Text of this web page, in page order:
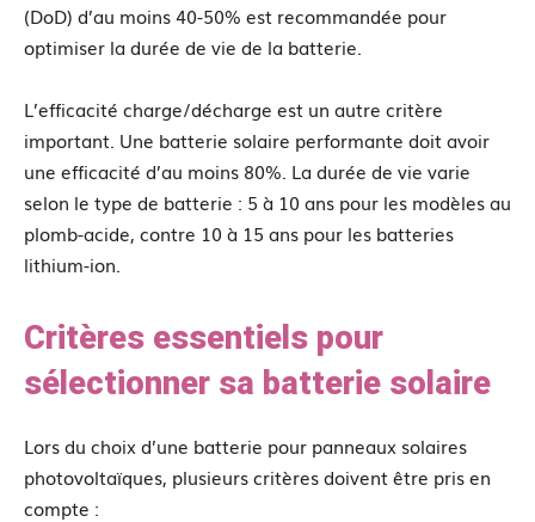
(DoD) d’au moins 40-50% est recommandée pour
optimiser la durée de vie de la batterie.
L’efficacité charge/décharge est un autre critère
important. Une batterie solaire performante doit avoir
une efficacité d’au moins 80%. La durée de vie varie
selon le type de batterie : 5 à 10 ans pour les modèles au
plomb-acide, contre 10 à 15 ans pour les batteries
lithium-ion.
Critères essentiels pour
sélectionner sa batterie solaire
Lors du choix d’une batterie pour panneaux solaires
photovoltaïques, plusieurs critères doivent être pris en
compte :